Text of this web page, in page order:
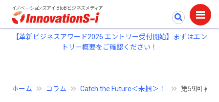
イノベーションズアイ BtoBビジネスメディア
【革新ビジネスアワード2026 エントリー受付開始】まずはエン
トリー概要をご確認ください！
ホーム コラム Catch the Future＜未掴＞！ 第59回 再